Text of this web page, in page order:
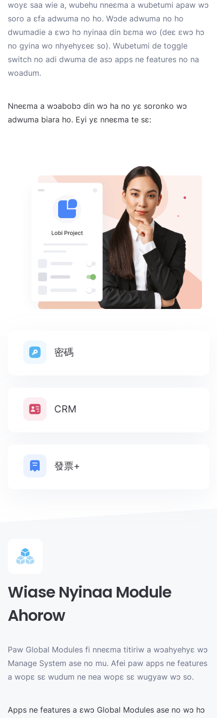
woyɛ saa wie a, wubehu nneɛma a wubetumi apaw wɔ
soro a ɛfa adwuma no ho. Wɔde adwuma no ho
dwumadie a ɛwɔ hɔ nyinaa din bɛma wo (deɛ ɛwɔ hɔ
no gyina wo nhyehyɛeɛ so). Wubetumi de toggle
switch no adi dwuma de asɔ apps ne features no na
woadum.
Nneɛma a wɔabobɔ din wɔ ha no yɛ soronko wɔ
adwuma biara ho. Eyi yɛ nneɛma te sɛ:
密碼
CRM
發票+
Wiase Nyinaa Module
Ahorow
Paw Global Modules fi nneɛma titiriw a wɔahyehyɛ wɔ
Manage System ase no mu. Afei paw apps ne features
a wopɛ sɛ wudum ne nea wopɛ sɛ wugyaw wɔ so.
Apps ne features a ɛwɔ Global Modules ase no wɔ hɔ